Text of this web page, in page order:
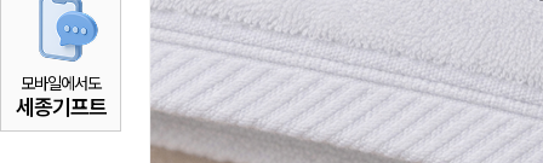
모바일에서도
세종기프트